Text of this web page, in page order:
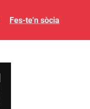
Fes-te'n sòcia